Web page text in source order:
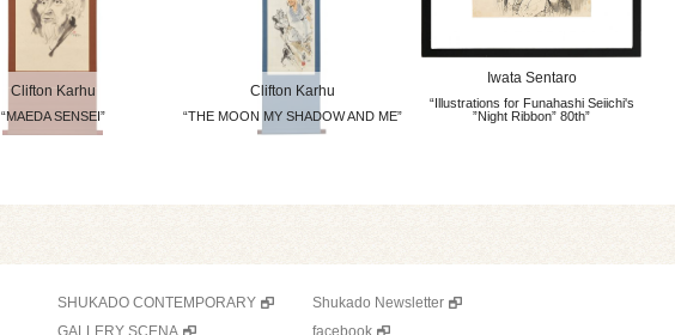
Clifton Karhu
“MAEDA SENSEI”
Clifton Karhu
“THE MOON MY SHADOW AND ME”
Iwata Sentaro
“Illustrations for Funahashi Seiichi's
”Night Ribbon” 80th”
SHUKADO CONTEMPORARY
GALLERY SCENA
Shukado Newsletter
facebook